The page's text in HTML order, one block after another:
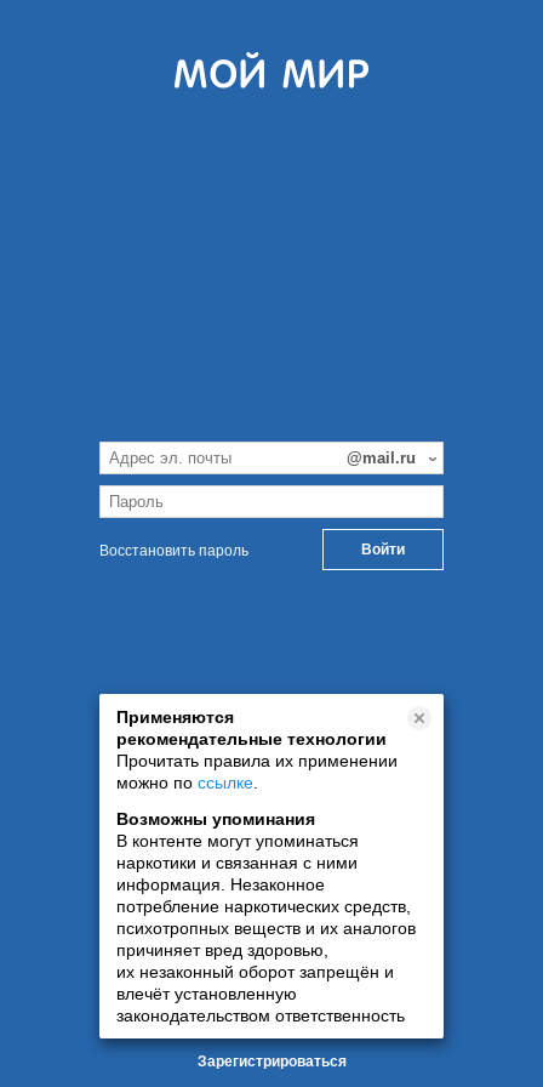
Восстановить пароль
Применяются
рекомендательные технологии
Прочитать правила их применении
можно по ссылке
Возможны упоминания
В контенте могут упоминаться
наркотики и связанная с ними
информация. Незаконное
потребление наркотических средств,
психотропных веществ и их аналогов
причиняет вред здоровью,
их незаконный оборот запрещён и
влечёт установленную
законодательством ответственность
Зарегистрироваться